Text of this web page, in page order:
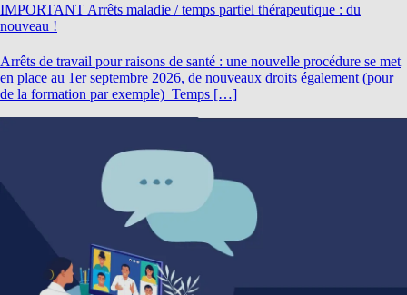
IMPORTANT Arrêts maladie / temps partiel thérapeutique : du
nouveau !
Arrêts de travail pour raisons de santé : une nouvelle procédure se met
en place au 1er septembre 2026, de nouveaux droits également (pour
de la formation par exemple) Temps […]